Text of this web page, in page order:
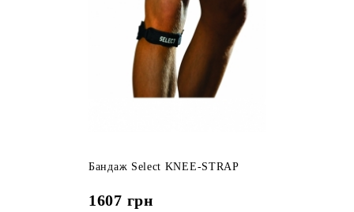
Бандаж Select KNEE-STRAP
1607 грн